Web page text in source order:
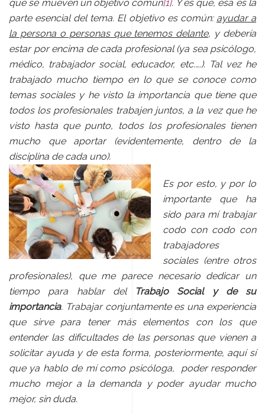
que se mueven un objetivo común[1]. Y es que, esa es la
parte esencial del tema. El objetivo es común: ayudar a
la persona o personas que tenemos delante, y debería
estar por encima de cada profesional (ya sea psicólogo,
médico, trabajador social, educador, etc.….). Tal vez he
trabajado mucho tiempo en lo que se conoce como
temas sociales y he visto la importancia que tiene que
todos los profesionales trabajen juntos, a la vez que he
visto hasta que punto, todos los profesionales tienen
mucho que aportar (evidentemente, dentro de la
disciplina de cada uno).
Es por esto, y por lo
importante que ha
sido para mí trabajar
codo con codo con
trabajadores
sociales (entre otros
profesionales), que me parece necesario dedicar un
tiempo para hablar del
Trabajo Social y de su
importancia. Trabajar conjuntamente es una experiencia
que sirve para tener más elementos con los que
entender las dificultades de las personas que vienen a
solicitar ayuda y de esta forma, posteriormente, aquí sí
que ya hablo de mí como psicóloga, poder responder
mucho mejor a la demanda y poder ayudar mucho
mejor, sin duda.